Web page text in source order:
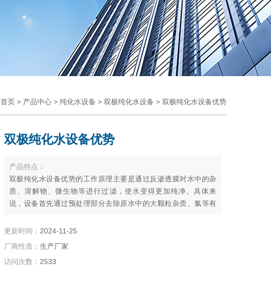
首页 > 产品中心 > 纯化水设备 > 双极纯化水设备 > 双极纯化水设备优势
双极纯化水设备优势
产品特点：
双极纯化水设备优势的工作原理主要是通过反渗透膜对水中的杂
质、溶解物、微生物等进行过滤，使水变得更加纯净。具体来
说，设备首先通过预处理部分去除原水中的大颗粒杂质、氯等有
二级反渗透系统进行进一步纯化，以达到高纯度的水。反渗透膜
子通过。
更新时间： 2024-11-25
厂商性质： 生产厂家
访问次数： 2533